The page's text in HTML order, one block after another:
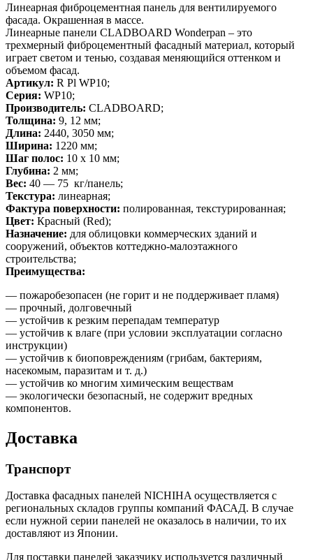
Линеарная фиброцементная панель для вентилируемого
фасада. Окрашенная в массе.
Линеарные панели CLADBOARD Wonderpan – это
трехмерный фиброцементный фасадный материал, который
играет светом и тенью, создавая меняющийся оттенком и
объемом фасад.
Артикул: R Pl WP10;
Серия: WP10;
Производитель: CLADBOARD;
Толщина: 9, 12 мм;
Длина: 2440, 3050 мм;
Ширина: 1220 мм;
Шаг полос: 10 х 10 мм;
Глубина: 2 мм;
Вес: 40 — 75 кг/панель;
Текстура: линеарная;
Фактура поверхности: полированная, текстурированная;
Цвет: Красный (Red);
Назначение: для облицовки коммерческих зданий и
сооружений, объектов коттеджно-малоэтажного
строительства;
Преимущества:
— пожаробезопасен (не горит и не поддерживает пламя)
— прочный, долговечный
— устойчив к резким перепадам температур
— устойчив к влаге (при условии эксплуатации согласно
инструкции)
— устойчив к биоповреждениям (грибам, бактериям,
насекомым, паразитам и т. д.)
— устойчив ко многим химическим веществам
— экологически безопасный, не содержит вредных
компонентов.
Доставка
Транспорт
Доставка фасадных панелей NICHIHA осуществляется с
региональных складов группы компаний ФАСАД. В случае
если нужной серии панелей не оказалось в наличии, то их
доставляют из Японии.
Для поставки панелей заказчику используется различный